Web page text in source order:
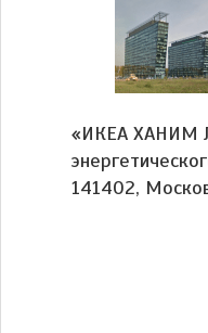
«ИКЕА ХАНИМ
141402,